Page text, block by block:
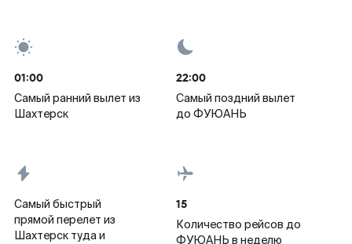
01:00
Самый ранний вылет из
Шахтерск
22:00
Самый поздний вылет
до ФУЮАНЬ
Самый быстрый
прямой перелет из
Шахтерск туда и
15
Количество рейсов до
ФУЮАНЬ в неделю